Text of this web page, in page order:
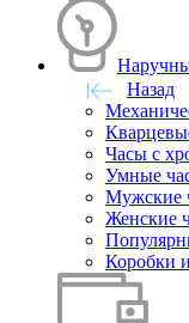
Назад
Часы с
Умные
Мужские
Женские
Коробки